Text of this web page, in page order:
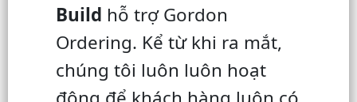
Build hỗ trợ Gordon
Ordering. Kể từ khi ra mắt,
chúng tôi luôn luôn hoạt